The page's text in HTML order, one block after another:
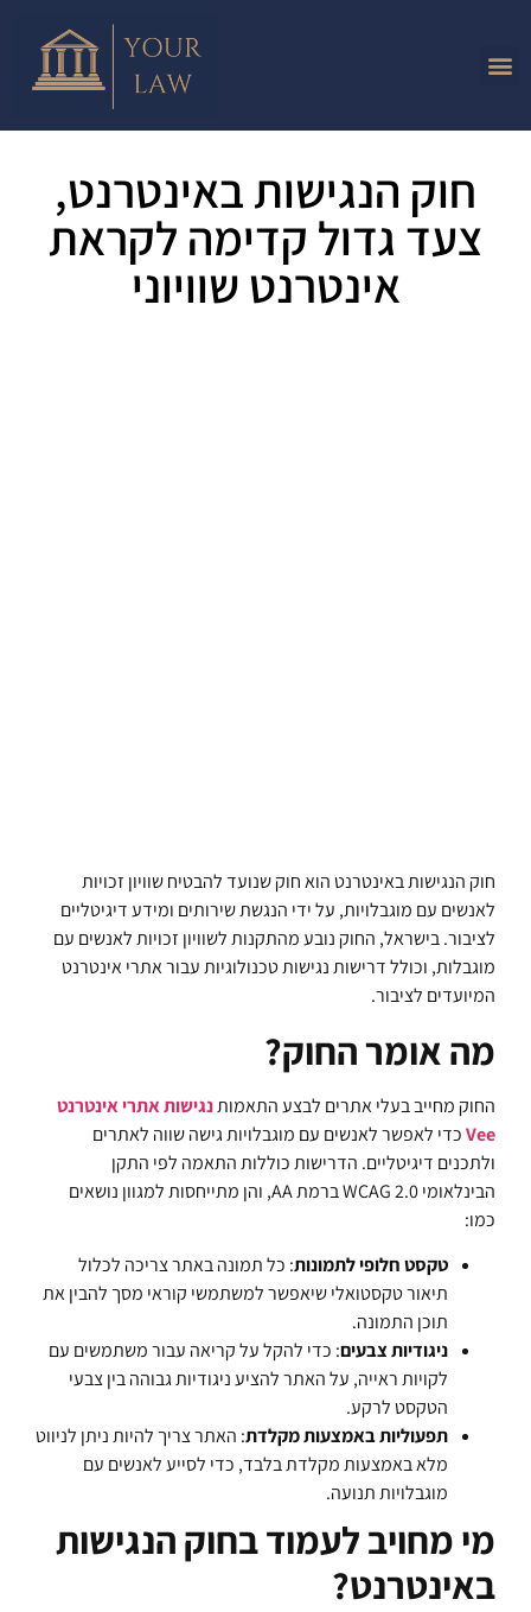
חוק הנגישות באינטרנט,
צעד גדול קדימה לקראת
אינטרנט שוויוני
חוק הנגישות באינטרנט הוא חוק שנועד להבטיח שוויון זכויות
לאנשים עם מוגבלויות, על ידי הנגשת שירותים ומידע דיגיטליים
לציבור. בישראל, החוק נובע מהתקנות לשוויון זכויות לאנשים עם
מוגבלות, וכולל דרישות נגישות טכנולוגיות עבור אתרי אינטרנט
המיועדים לציבור.
מה אומר החוק?
החוק מחייב בעלי אתרים לבצע התאמותנגישות אתרי אינטרנט
Veeכדי לאפשר לאנשים עם מוגבלויות גישה שווה לאתרים
ולתכנים דיגיטליים. הדרישות כוללות התאמה לפי התקן
הבינלאומי WCAG 2.0 ברמת AA, והן מתייחסות למגוון נושאים
כמו:
טקסט חלופי לתמונות: כל תמונה באתר צריכה לכלול
תיאור טקסטואלי שיאפשר למשתמשי קוראי מסך להבין את
תוכן התמונה.
ניגודיות צבעים: כדי להקל על קריאה עבור משתמשים עם
לקויות ראייה, על האתר להציע ניגודיות גבוהה בין צבעי
הטקסט לרקע.
תפעוליות באמצעות מקלדת: האתר צריך להיות ניתן לניווט
מלא באמצעות מקלדת בלבד, כדי לסייע לאנשים עם
מוגבלויות תנועה.
מי מחויב לעמוד בחוק הנגישות
באינטרנט?